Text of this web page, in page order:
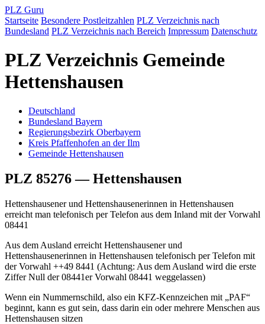
PLZ Guru
Startseite Besondere Postleitzahlen PLZ Verzeichnis nach
Bundesland PLZ Verzeichnis nach Bereich Impressum Datenschutz
PLZ Verzeichnis Gemeinde
Hettenshausen
Deutschland
Bundesland Bayern
Regierungsbezirk Oberbayern
Kreis Pfaffenhofen an der Ilm
Gemeinde Hettenshausen
PLZ 85276 — Hettenshausen
Hettenshausener und Hettenshausenerinnen in Hettenshausen
erreicht man telefonisch per Telefon aus dem Inland mit der Vorwahl
08441
Aus dem Ausland erreicht Hettenshausener und
Hettenshausenerinnen in Hettenshausen telefonisch per Telefon mit
der Vorwahl ++49 8441 (Achtung: Aus dem Ausland wird die erste
Ziffer Null der 08441er Vorwahl 08441 weggelassen)
Wenn ein Nummernschild, also ein KFZ-Kennzeichen mit „PAF“
beginnt, kann es gut sein, dass darin ein oder mehrere Menschen aus
Hettenshausen sitzen